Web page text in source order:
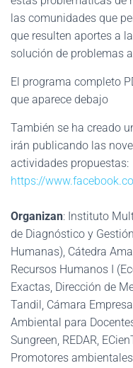
las comunidades que
que resulten aportes a
solución de problemas
El programa completo
que aparece debajo
También se ha creado
irán publicando las
actividades propuestas:
https://
Organizan: Instituto
de Diagnóstico y
Humanas), Cátedra
Recursos Humanos I
Exactas, Dirección de
Tandil, Cámara
Ambiental para
Sungreen, REDAR,
Promotores